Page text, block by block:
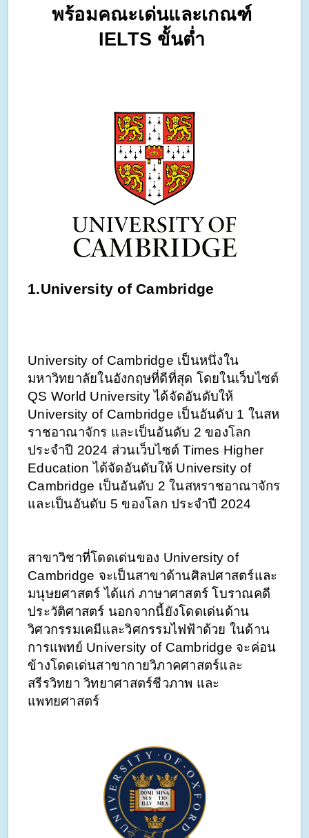
พร้อมคณะเด่นและเกณฑ์
IELTS ขั้นต่ำ
1.University of Cambridge
University of Cambridge เป็นหนึ่งใน
มหาวิทยาลัยในอังกฤษที่ดีที่สุด โดยในเว็บไซต์
QS World University ได้จัดอันดับให้
University of Cambridge เป็นอันดับ 1 ในสห
ราชอาณาจักร และเป็นอันดับ 2 ของโลก
ประจำปี 2024 ส่วนเว็บไซต์ Times Higher
Education ได้จัดอันดับให้ University of
Cambridge เป็นอันดับ 2 ในสหราชอาณาจักร
และเป็นอันดับ 5 ของโลก ประจำปี 2024
สาขาวิชาที่โดดเด่นของ University of
Cambridge จะเป็นสาขาด้านศิลปศาสตร์และ
มนุษยศาสตร์ ได้แก่ ภาษาศาสตร์ โบราณคดี
ประวัติศาสตร์ นอกจากนี้ยังโดดเด่นด้าน
วิศวกรรมเคมีและวิศกรรมไฟฟ้าด้วย ในด้าน
การแพทย์ University of Cambridge จะค่อน
ข้างโดดเด่นสาขากายวิภาคศาสตร์และ
สรีรวิทยา วิทยาศาสตร์ชีวภาพ และ
แพทยศาสตร์